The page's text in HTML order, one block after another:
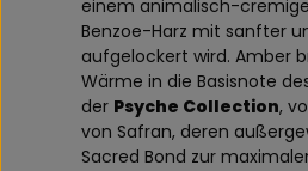
einem animalisch-
Benzoe-Harz mit sanfter
aufgelockert wird. Amber
Wärme in die Basisnote
der Psyche Collection,
von Safran, deren
Sacred Bond zur